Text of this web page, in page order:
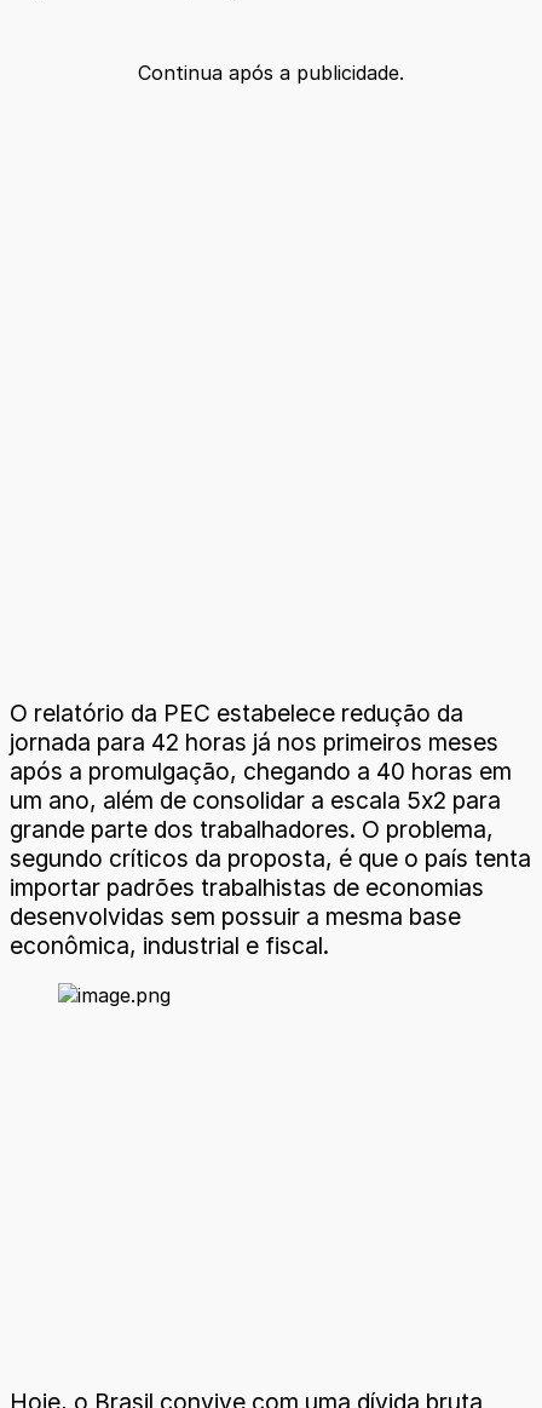
Continua após a publicidade.
O relatório da PEC estabelece redução da
jornada para 42 horas já nos primeiros meses
após a promulgação, chegando a 40 horas em
um ano, além de consolidar a escala 5x2 para
grande parte dos trabalhadores. O problema,
segundo críticos da proposta, é que o país tenta
importar padrões trabalhistas de economias
desenvolvidas sem possuir a mesma base
econômica, industrial e fiscal.
Hoje, o Brasil convive com uma dívida bruta